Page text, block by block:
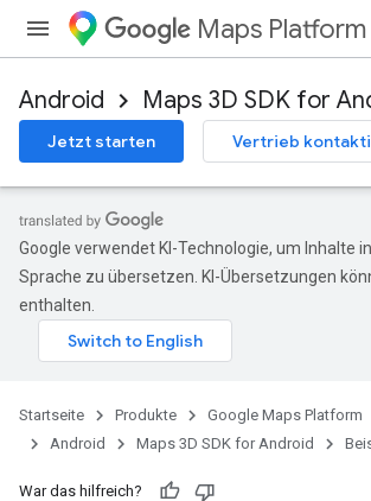
Maps Platform
Android Maps 3D SDK for
Jetzt starten Vertrieb
Google verwendet KI-Technologie, um Inhalte
Sprache zu übersetzen. KI-Übersetzungen
enthalten.
Startseite Produkte Google Maps Platform
Android
Maps 3D SDK for Android
War das hilfreich?